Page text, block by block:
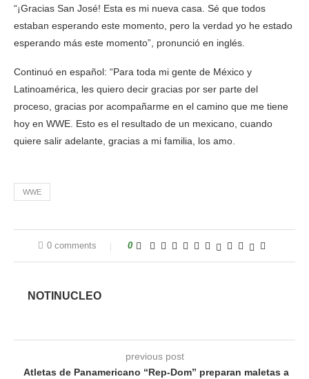
“¡Gracias San José! Esta es mi nueva casa. Sé que todos
estaban esperando este momento, pero la verdad yo he estado
esperando más este momento”, pronunció en inglés.
Continuó en español: “Para toda mi gente de México y
Latinoamérica, les quiero decir gracias por ser parte del
proceso, gracias por acompañarme en el camino que me tiene
hoy en WWE. Esto es el resultado de un mexicano, cuando
quiere salir adelante, gracias a mi familia, los amo.
WWE
0 comments 0
NOTINUCLEO
previous post
Atletas de Panamericano “Rep-Dom” preparan maletas a